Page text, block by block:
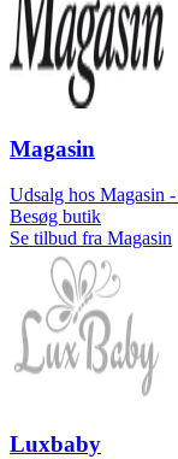
Magasin
Udsalg hos Magasin
Besøg butik
Se tilbud fra Magasin
Luxbaby